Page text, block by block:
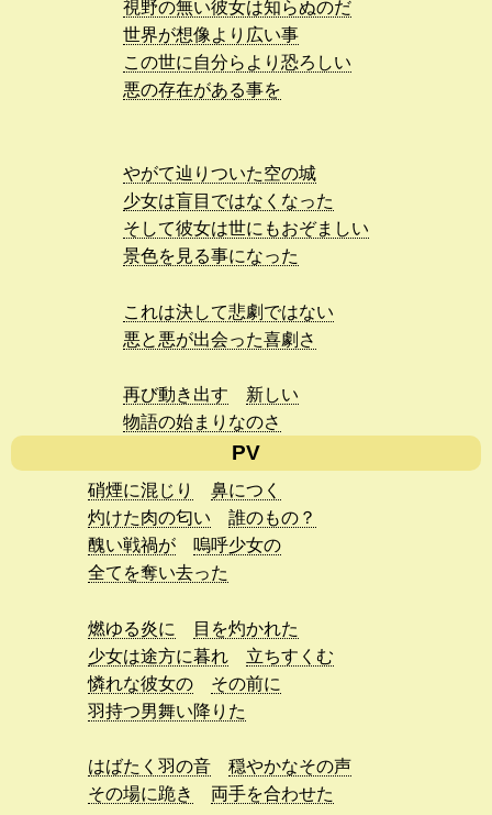
視野の無い彼女は知らぬのだ
世界が想像より広い事
この世に自分らより恐ろしい
悪の存在がある事を
やがて辿りついた空の城
少女は盲目ではなくなった
そして彼女は世にもおぞましい
景色を見る事になった
これは決して悲劇ではない
悪と悪が出会った喜劇さ
再び動き出す
新しい
物語の始まりなのさ
PV
硝煙に混じり
鼻につく
灼けた肉の匂い
誰のもの？
醜い戦禍が
嗚呼少女の
全てを奪い去った
燃ゆる炎に
目を灼かれた
少女は途方に暮れ
立ちすくむ
憐れな彼女の
その前に
羽持つ男舞い降りた
はばたく羽の音
穏やかなその声
その場に跪き
両手を合わせた